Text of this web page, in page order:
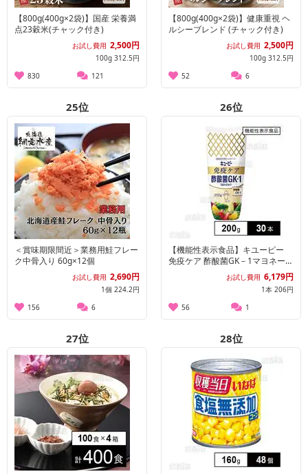
【800g(400g×2袋)】国産 栄養満
点23穀米(チャック付き)
お試し費用 2,500円
100g 312.5円
830
121
【800g(400g×2袋)】健康重視 ヘ
ルシーブレンド (チャック付き)
お試し費用 2,500円
100g 312.5円
52
6
25位
＜賞味期限間近＞業務用鮭フレー
ク中骨入り 60g×12個
お試し費用 2,690円
1個 224.2円
156
6
26位
【機能性表示食品】キユーピー
免疫ケア 酢酸菌GK－1マヨネーズ
お試し費用 6,179円
1本 206円
56
1
27位 28位